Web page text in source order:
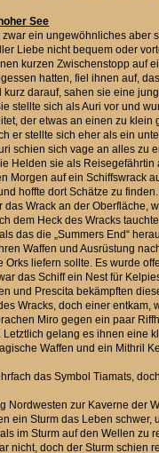
See
zwar ein ungewöhnliches aber
Liebe nicht bequem oder
kurzen Zwischenstopp auf
hatten, fiel ihnen auf,
kurz darauf, sahen sie eine
stellte sich als Auri vor und
der etwas an einen zu klein
er stellte sich eher als ein
schien sich vage an alles zu
Helden sie als Reisegefährtin
Morgen auf ein Schiffswrack
hoffte dort Schätze zu
das Wrack an der Oberfläche,
dem Heck des Wracks
das die „Summers End“
Waffen und Ausrüstung
Orks liefern sollte. Es wurde
das Schiff ein Nest für
und Prescita bekämpften
Wracks, doch einer entkam,
Miro gegen ein paar
gelang es ihnen eine
Waffen und ein Mithril
das Symbol Tiamats,
Nordwesten zur Kaverne der
ein Sturm das Leben schwer,
im Sturm auf den Wellen zu
nicht, doch der Sturm schien